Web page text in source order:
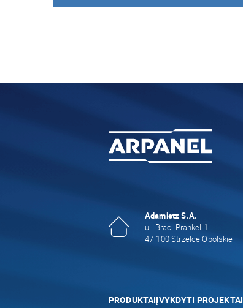
Adamietz S.A.
ul. Braci Prankel 1
47-100 Strzelce Opolskie
PRODUKTAIĮVYKDYTI PROJEKTAI